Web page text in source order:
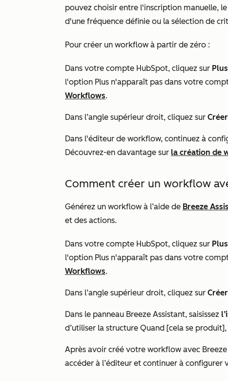
pouvez choisir entre l'inscription manuelle,
d'une fréquence définie ou la sélection de
Pour créer un workflow à partir de zéro :
Dans votre compte HubSpot, cliquez sur Plus
l'option Plus n'apparaît pas dans votre
Workflows.
Dans l’angle supérieur droit, cliquez sur
Dans l'éditeur de workflow, continuez à
Découvrez-en davantage sur la création de
Comment créer un workflow
Générez un workflow à l’aide de Breeze
et des actions.
Dans votre compte HubSpot, cliquez sur Plus
l'option Plus n'apparaît pas dans votre
Workflows.
Dans l’angle supérieur droit, cliquez sur
Dans le panneau Breeze Assistant, saisissez
d’utiliser la structure Quand [cela se
Après avoir créé votre workflow avec
accéder à l’éditeur et continuer à configurer